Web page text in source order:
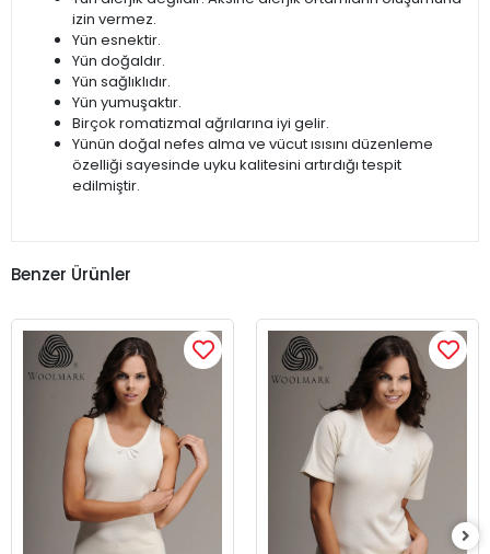
izin vermez.
Yün esnektir.
Yün doğaldır.
Yün sağlıklıdır.
Yün yumuşaktır.
Birçok romatizmal ağrılarına iyi gelir.
Yünün doğal nefes alma ve vücut ısısını düzenleme
özelliği sayesinde uyku kalitesini artırdığı tespit
edilmiştir.
Benzer Ürünler